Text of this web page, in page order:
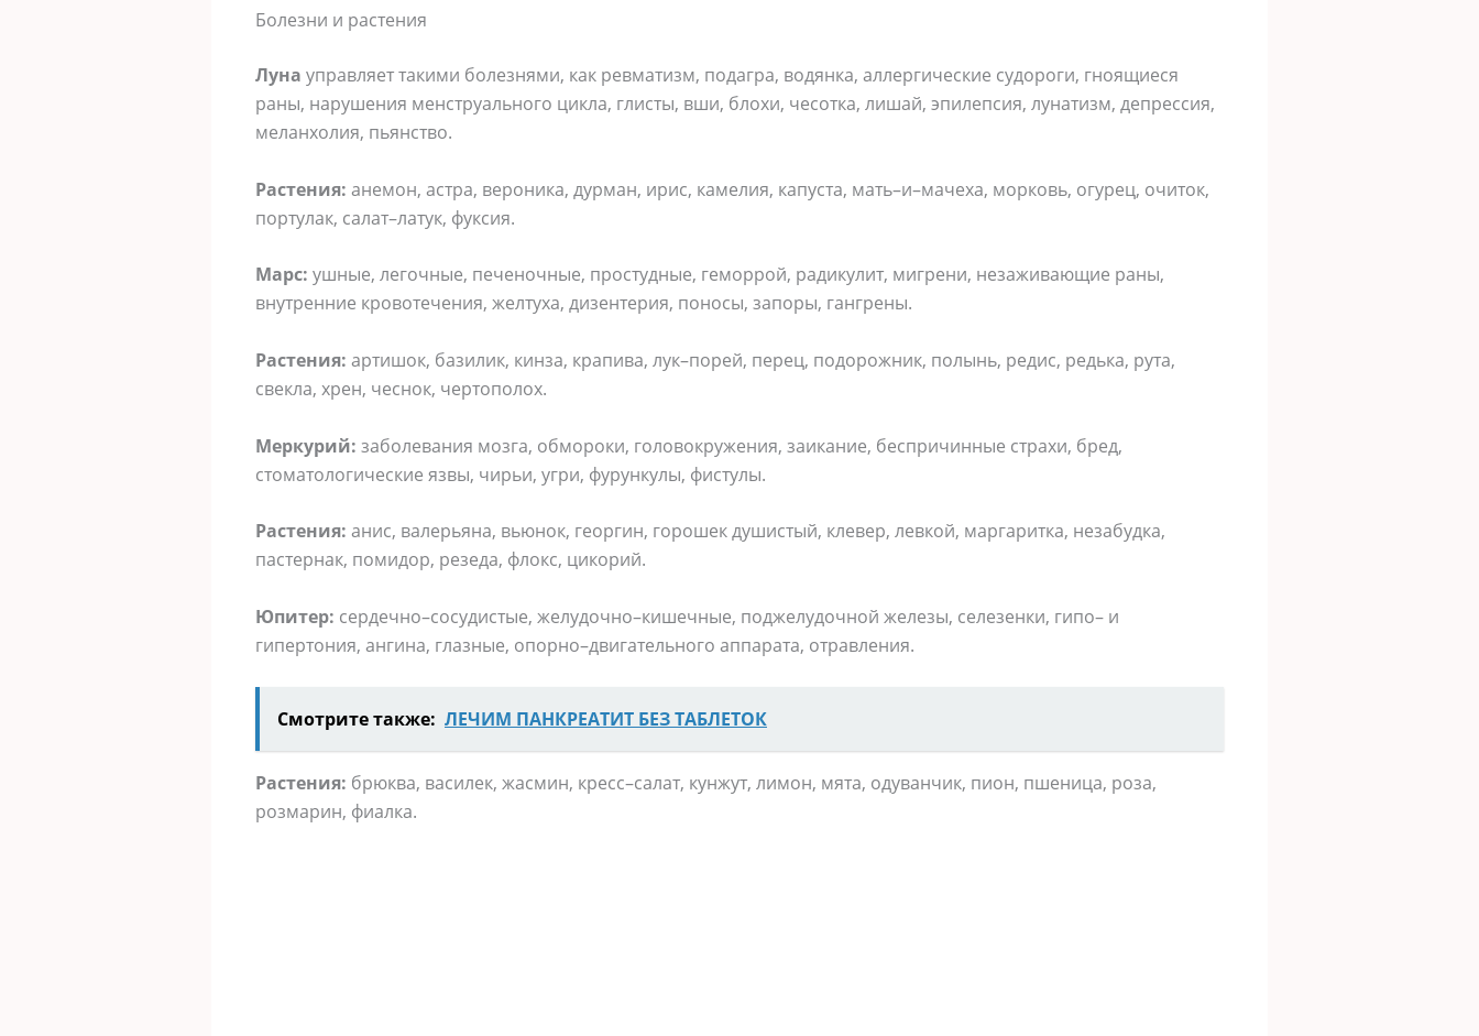
Болезни и растения
Луна управляет такими болезнями, как ревматизм, подагра, водянка, аллергические судороги, гноящиеся
раны, нарушения менструального цикла, глисты, вши, блохи, чесотка, лишай, эпилепсия, лунатизм, депрессия,
меланхолия, пьянство.
Растения: анемон, астра, вероника, дурман, ирис, камелия, капуста, мать–и–мачеха, морковь, огурец, очиток,
портулак, салат–латук, фуксия.
Марс: ушные, легочные, печеночные, простудные, геморрой, радикулит, мигрени, незаживающие раны,
внутренние кровотечения, желтуха, дизентерия, поносы, запоры, гангрены.
Растения: артишок, базилик, кинза, крапива, лук–порей, перец, подорожник, полынь, редис, редька, рута,
свекла, хрен, чеснок, чертополох.
Меркурий: заболевания мозга, обмороки, головокружения, заикание, беспричинные страхи, бред,
стоматологические язвы, чирьи, угри, фурункулы, фистулы.
Растения: анис, валерьяна, вьюнок, георгин, горошек душистый, клевер, левкой, маргаритка, незабудка,
пастернак, помидор, резеда, флокс, цикорий.
Юпитер: сердечно–сосудистые, желудочно–кишечные, поджелудочной железы, селезенки, гипо– и
гипертония, ангина, глазные, опорно–двигательного аппарата, отравления.
Смотрите также: ЛЕЧИМ ПАНКРЕАТИТ БЕЗ ТАБЛЕТОК
Растения: брюква, василек, жасмин, кресс–салат, кунжут, лимон, мята, одуванчик, пион, пшеница, роза,
розмарин, фиалка.